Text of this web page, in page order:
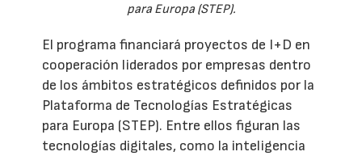
para Europa (STEP).
El programa financiará proyectos de I+D en
cooperación liderados por empresas dentro
de los ámbitos estratégicos definidos por la
Plataforma de Tecnologías Estratégicas
para Europa (STEP). Entre ellos figuran las
tecnologías digitales, como la inteligencia